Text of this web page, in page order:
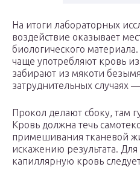
На итоги лабораторных
воздействие оказывает
биологического
чаще употребляют кровь
забирают из мякоти
затруднительных случаях
Прокол делают сбоку, там
Кровь должна течь
примешивания тканевой
искажению результата. Для
капиллярную кровь